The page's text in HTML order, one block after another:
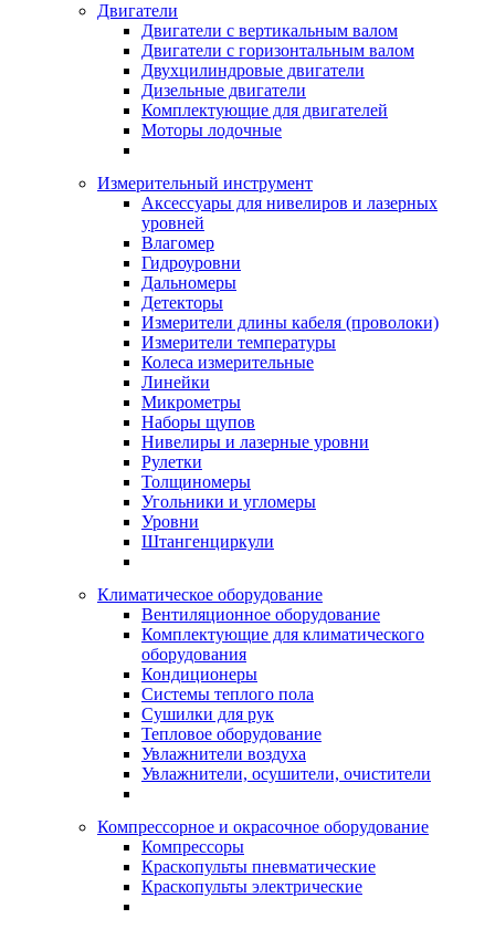
Двигатели
Двигатели с вертикальным валом
Двигатели с горизонтальным валом
Двухцилиндровые двигатели
Дизельные двигатели
Комплектующие для двигателей
Моторы лодочные
Измерительный инструмент
Аксессуары для нивелиров и лазерных
уровней
Влагомер
Гидроуровни
Дальномеры
Детекторы
Измерители длины кабеля (проволоки)
Измерители температуры
Колеса измерительные
Линейки
Микрометры
Наборы щупов
Нивелиры и лазерные уровни
Рулетки
Толщиномеры
Угольники и угломеры
Уровни
Штангенциркули
Климатическое оборудование
Вентиляционное оборудование
Комплектующие для климатического
оборудования
Кондиционеры
Системы теплого пола
Сушилки для рук
Тепловое оборудование
Увлажнители воздуха
Увлажнители, осушители, очистители
Компрессорное и окрасочное оборудование
Компрессоры
Краскопульты пневматические
Краскопульты электрические